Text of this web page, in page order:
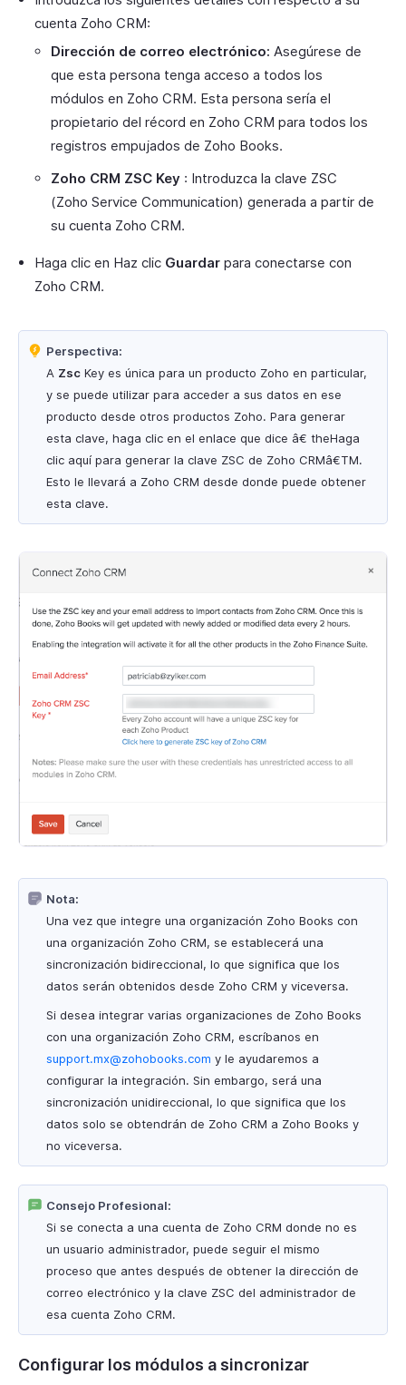
cuenta Zoho CRM:
Dirección de correo electrónico: Asegúrese de
que esta persona tenga acceso a todos los
módulos en Zoho CRM. Esta persona sería el
propietario del récord en Zoho CRM para todos los
registros empujados de Zoho Books.
Zoho CRM ZSC Key : Introduzca la clave ZSC
(Zoho Service Communication) generada a partir de
su cuenta Zoho CRM.
Haga clic en Haz clic Guardar para conectarse con
Zoho CRM.
Perspectiva:
A Zsc Key es única para un producto Zoho en particular,
y se puede utilizar para acceder a sus datos en ese
producto desde otros productos Zoho. Para generar
esta clave, haga clic en el enlace que dice â€ theHaga
clic aquí para generar la clave ZSC de Zoho CRMâ€TM.
Esto le llevará a Zoho CRM desde donde puede obtener
esta clave.
Nota:
Una vez que integre una organización Zoho Books con
una organización Zoho CRM, se establecerá una
sincronización bidireccional, lo que significa que los
datos serán obtenidos desde Zoho CRM y viceversa.
Si desea integrar varias organizaciones de Zoho Books
con una organización Zoho CRM, escríbanos en
support.mx@zohobooks.com y le ayudaremos a
configurar la integración. Sin embargo, será una
sincronización unidireccional, lo que significa que los
datos solo se obtendrán de Zoho CRM a Zoho Books y
no viceversa.
Consejo Profesional:
Si se conecta a una cuenta de Zoho CRM donde no es
un usuario administrador, puede seguir el mismo
proceso que antes después de obtener la dirección de
correo electrónico y la clave ZSC del administrador de
esa cuenta Zoho CRM.
Configurar los módulos a sincronizar